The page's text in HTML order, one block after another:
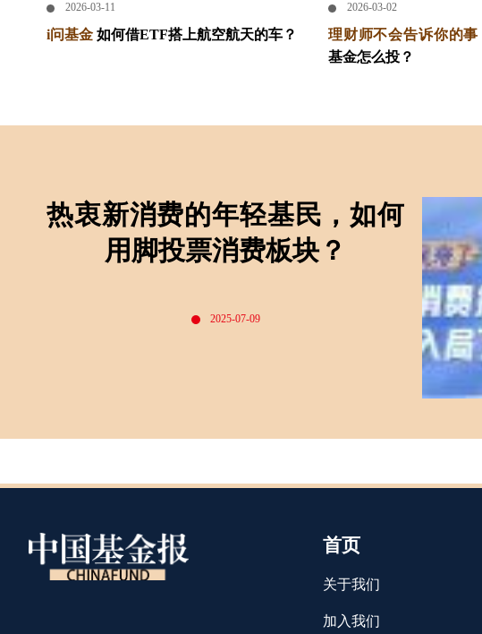
2026-03-11
i问基金 如何借ETF搭上航空航天的车？
2026-03-02
理财师不会告诉你的事
基金怎么投？
热衷新消费的年轻基民，如何
用脚投票消费板块？
2025-07-09
首页
关于我们
加入我们